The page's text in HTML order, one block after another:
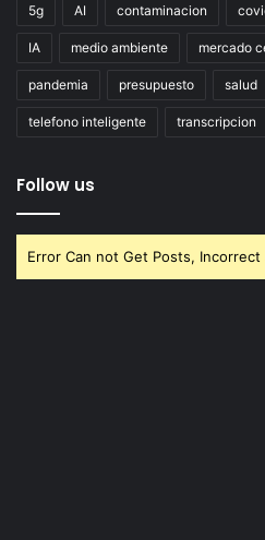
5g AI contaminacion
IA medio ambiente mercado
pandemia presupuesto salud
telefono inteligente transcripcion
Follow us
Error Can not Get Posts,